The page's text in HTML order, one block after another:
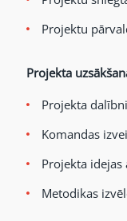
Projektu
Projekta
Projekta
Komandas
Projekta idejas
Metodikas